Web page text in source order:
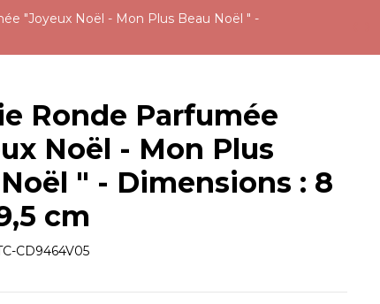
"Joyeux Noël - Mon Plus Beau Noël " -
Ronde Parfumée
Noël - Mon Plus
" - Dimensions : 8
cm
CD9464V05